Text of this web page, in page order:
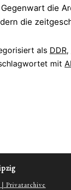
die
die
als DDR,
mit
Privatarchive